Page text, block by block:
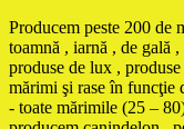
Producem peste 200 de
toamnă , iarnă , de gală
produse de lux ,
mărimi şi rase în funcţie
- toate mărimile (25 –